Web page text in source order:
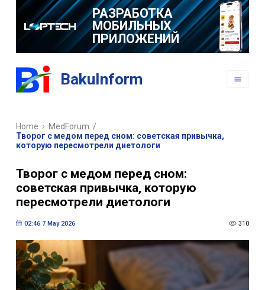
РАЗРАБОТКА
МОБИЛЬНЫХ
ПРИЛОЖЕНИЙ
BakuInform
Home MedForum /
Творог с медом перед сном: советская привычка,
которую пересмотрели диетологи
Творог с медом перед сном:
советская привычка, которую
пересмотрели диетологи
02:46 7 May 2026 310